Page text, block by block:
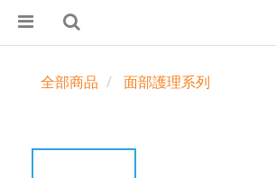
全部商品 面部護理系列